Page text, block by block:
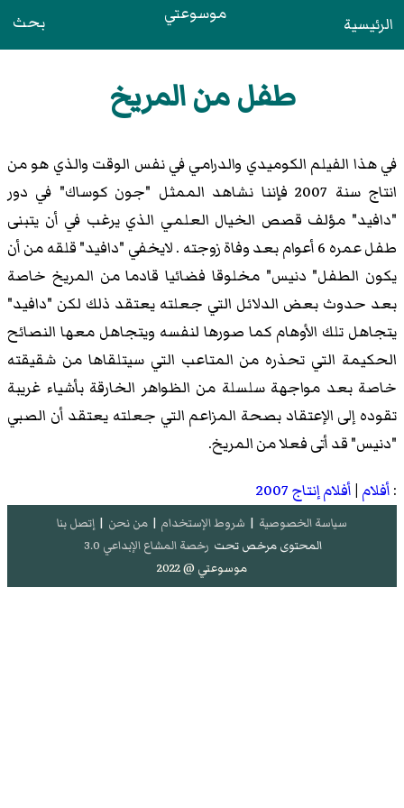
الرئيسية موسوعتي بحث
طفل من المريخ
في هذا الفيلم الكوميدي والدرامي في نفس الوقت والذي هو من
انتاج سنة 2007 فإننا نشاهد الممثل "جون كوساك" في دور
"دافيد" مؤلف قصص الخيال العلمي الذي يرغب في أن يتبنى
طفل عمره 6 أعوام بعد وفاة زوجته . لايخفي "دافيد" قلقه من أن
يكون الطفل" دنيس" مخلوقا فضائيا قادما من المريخ خاصة
بعد حدوث بعض الدلائل التي جعلته يعتقد ذلك لكن "دافيد"
يتجاهل تلك الأوهام كما صورها لنفسه ويتجاهل معها النصائح
الحكيمة التي تحذره من المتاعب التي سيتلقاها من شقيقته
خاصة بعد مواجهة سلسلة من الظواهر الخارقة بأشياء غريبة
تقوده إلى الإعتقاد بصحة المزاعم التي جعلته يعتقد أن الصبي
"دنيس" قد أتى فعلا من المريخ.
:أفلام |أفلام إنتاج 2007
سياسة الخصوصية | شروط الإستخدام | من نحن | إتصل بنا
المحتوى مرخص تحت رخصة المشاع الإبداعي 3.0
موسوعتي @ 2022